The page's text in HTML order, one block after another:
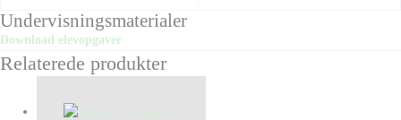
Undervisningsmaterialer
Download elevopgaver
Relaterede produkter